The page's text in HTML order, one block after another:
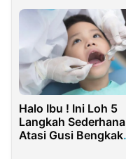
Halo Ibu ! Ini Loh 5
Langkah Sederhana
Atasi Gusi Bengkak